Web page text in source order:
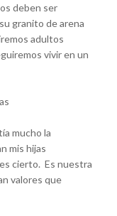
deben ser
granito de arena
adultos
vivir en un
mucho la
mis hijas
es cierto. Es nuestra
valores que